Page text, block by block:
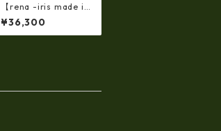
【rena -iris made in
japan】【日本製】牛
革エナメルクロコ・ 軽
量ラージサイズ・トー
¥36,300